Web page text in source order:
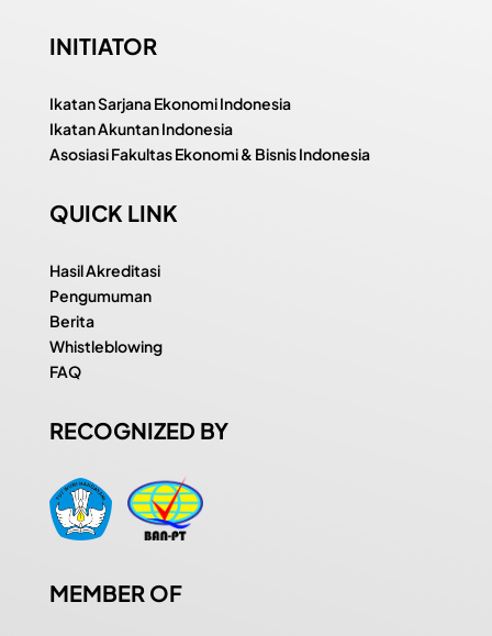
INITIATOR
Ikatan Sarjana Ekonomi Indonesia
Ikatan Akuntan Indonesia
Asosiasi Fakultas Ekonomi & Bisnis Indonesia
QUICK LINK
Hasil Akreditasi
Pengumuman
Berita
Whistleblowing
FAQ
RECOGNIZED BY
MEMBER OF